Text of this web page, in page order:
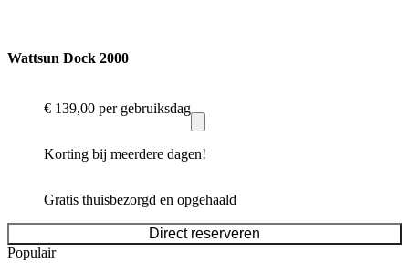
Wattsun Dock 2000
€ 139,00 per gebruiksdag
Korting bij meerdere dagen!
Gratis thuisbezorgd en opgehaald
Direct reserveren
Populair